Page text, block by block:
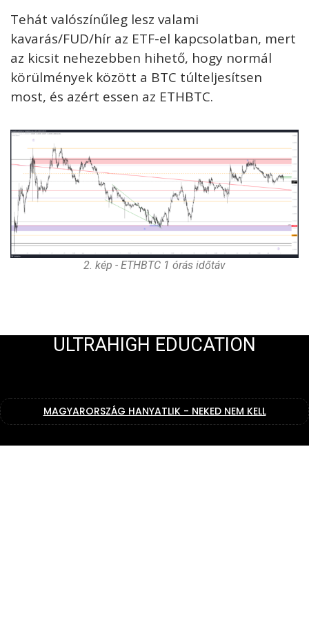
Tehát valószínűleg lesz valami
kavarás/FUD/hír az ETF-el kapcsolatban, mert
az kicsit nehezebben hihető, hogy normál
körülmények között a BTC túlteljesítsen
most, és azért essen az ETHBTC.
2. kép - ETHBTC 1 órás időtáv
ULTRAHIGH EDUCATION
MAGYARORSZÁG HANYATLIK - NEKED NEM KELL